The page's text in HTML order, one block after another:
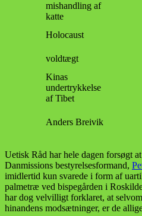
mishandling af
katte
Holocaust
voldtægt
Kinas
undertrykkelse
af Tibet
Anders Breivik
Uetisk Råd har hele dagen forsøgt
Danmissions bestyrelsesformand,
imidlertid kun svarede i form af
palmetræ ved bispegården i
har dog velvilligt forklaret, at
hinandens modsætninger, er de